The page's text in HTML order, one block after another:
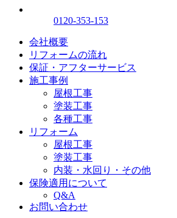
0120-353-153
会社概要
リフォームの流れ
保証・アフターサービス
施工事例
屋根工事
塗装工事
各種工事
リフォーム
屋根工事
塗装工事
内装・水回り・その他
保険適用について
Q&A
お問い合わせ